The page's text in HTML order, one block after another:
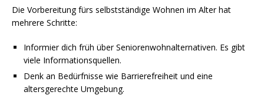
Die Vorbereitung fürs selbstständige Wohnen im Alter hat
mehrere Schritte:
Informier dich früh über Seniorenwohnalternativen. Es gibt
viele Informationsquellen.
Denk an Bedürfnisse wie Barrierefreiheit und eine
altersgerechte Umgebung.